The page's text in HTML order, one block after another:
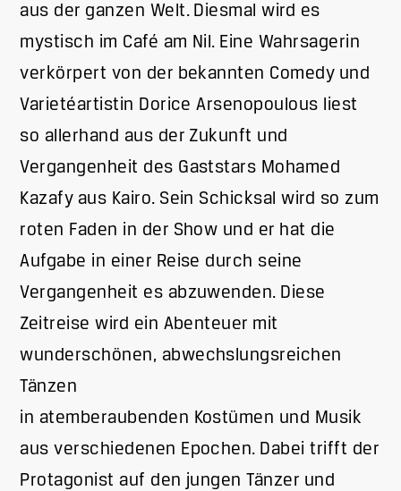
aus der ganzen Welt. Diesmal wird es
mystisch im Café am Nil. Eine Wahrsagerin
verkörpert von der bekannten Comedy und
Varietéartistin Dorice Arsenopoulous liest
so allerhand aus der Zukunft und
Vergangenheit des Gaststars Mohamed
Kazafy aus Kairo. Sein Schicksal wird so zum
roten Faden in der Show und er hat die
Aufgabe in einer Reise durch seine
Vergangenheit es abzuwenden. Diese
Zeitreise wird ein Abenteuer mit
wunderschönen, abwechslungsreichen
Tänzen
in atemberaubenden Kostümen und Musik
aus verschiedenen Epochen. Dabei trifft der
Protagonist auf den jungen Tänzer und